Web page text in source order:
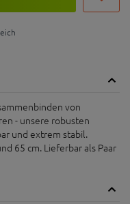
von
- unsere robusten
und extrem stabil.
65 cm. Lieferbar als Paar